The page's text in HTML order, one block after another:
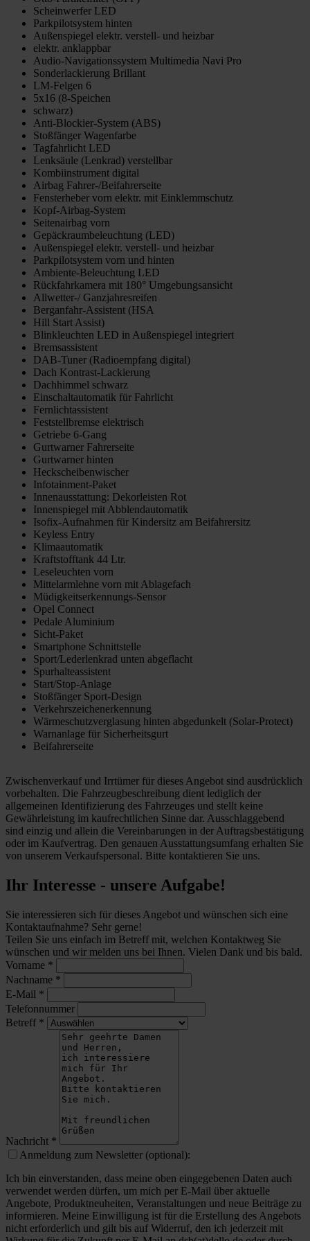
Scheinwerfer LED
Parkpilotsystem hinten
Außenspiegel elektr. verstell- und heizbar
elektr. anklappbar
Audio-Navigationssystem Multimedia Navi Pro
Sonderlackierung Brillant
LM-Felgen 6
5x16 (8-Speichen
schwarz)
Anti-Blockier-System (ABS)
Stoßfänger Wagenfarbe
Tagfahrlicht LED
Lenksäule (Lenkrad) verstellbar
Kombiinstrument digital
Airbag Fahrer-/Beifahrerseite
Fensterheber vorn elektr. mit Einklemmschutz
Kopf-Airbag-System
Seitenairbag vorn
Gepäckraumbeleuchtung (LED)
Außenspiegel elektr. verstell- und heizbar
Parkpilotsystem vorn und hinten
Ambiente-Beleuchtung LED
Rückfahrkamera mit 180° Umgebungsansicht
Allwetter-/ Ganzjahresreifen
Berganfahr-Assistent (HSA
Hill Start Assist)
Blinkleuchten LED in Außenspiegel integriert
Bremsassistent
DAB-Tuner (Radioempfang digital)
Dach Kontrast-Lackierung
Dachhimmel schwarz
Einschaltautomatik für Fahrlicht
Fernlichtassistent
Feststellbremse elektrisch
Getriebe 6-Gang
Gurtwarner Fahrerseite
Gurtwarner hinten
Heckscheibenwischer
Infotainment-Paket
Innenausstattung: Dekorleisten Rot
Innenspiegel mit Abblendautomatik
Isofix-Aufnahmen für Kindersitz am Beifahrersitz
Keyless Entry
Klimaautomatik
Kraftstofftank 44 Ltr.
Leseleuchten vorn
Mittelarmlehne vorn mit Ablagefach
Müdigkeitserkennungs-Sensor
Opel Connect
Pedale Aluminium
Sicht-Paket
Smartphone Schnittstelle
Sport/Lederlenkrad unten abgeflacht
Spurhalteassistent
Start/Stop-Anlage
Stoßfänger Sport-Design
Verkehrszeichenerkennung
Wärmeschutzverglasung hinten abgedunkelt (Solar-Protect)
Warnanlage für Sicherheitsgurt
Beifahrerseite
Zwischenverkauf und Irrtümer für dieses Angebot sind ausdrücklich
vorbehalten. Die Fahrzeugbeschreibung dient lediglich der
allgemeinen Identifizierung des Fahrzeuges und stellt keine
Gewährleistung im kaufrechtlichen Sinne dar. Ausschlaggebend
sind einzig und allein die Vereinbarungen in der Auftragsbestätigung
oder im Kaufvertrag. Den genauen Ausstattungsumfang erhalten Sie
von unserem Verkaufspersonal. Bitte kontaktieren Sie uns.
Ihr Interesse - unsere Aufgabe!
Sie interessieren sich für dieses Angebot und wünschen sich eine
Kontaktaufnahme? Sehr gerne!
Teilen Sie uns einfach im Betreff mit, welchen Kontaktweg Sie
wünschen und wir melden uns bei Ihnen. Vielen Dank und bis bald.
Vorname *
Nachname *
E-Mail *
Telefonnummer
Betreff *
Nachricht *
Anmeldung zum Newsletter (optional):
Ich bin einverstanden, dass meine oben eingegebenen Daten auch
verwendet werden dürfen, um mich per E-Mail über aktuelle
Angebote, Produktneuheiten, Veranstaltungen und neue Beiträge zu
informieren. Meine Einwilligung ist für die Erstellung des Angebots
nicht erforderlich und gilt bis auf Widerruf, den ich jederzeit mit